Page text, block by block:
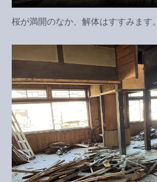
桜が満開のなか、解体はすすみます。